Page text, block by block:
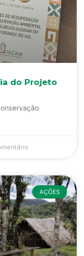
do Projeto
AÇÕES